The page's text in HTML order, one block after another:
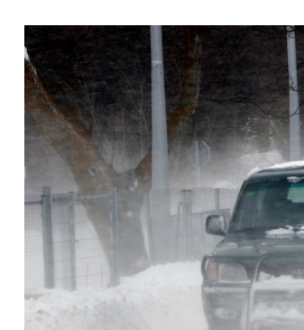
Enquestes
A
escena!
Dis
la
teva!
Subscriptors
newsletter
del
Pallars
Lo
més